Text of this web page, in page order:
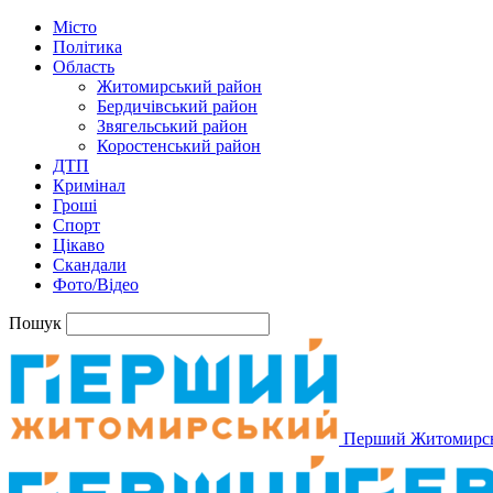
Місто
Політика
Область
Житомирський район
Бердичівський район
Звягельський район
Коростенський район
ДТП
Кримінал
Гроші
Спорт
Цікаво
Скандали
Фото/Відео
Пошук
Перший